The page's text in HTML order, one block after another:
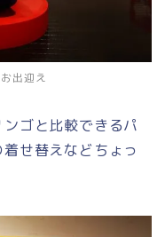
出迎え
ゴと比較できるパ
せ替えなどちょっ